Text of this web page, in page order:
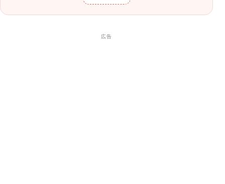
広告